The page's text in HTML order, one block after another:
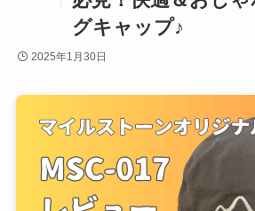
グキャップ♪
2025年1月30日